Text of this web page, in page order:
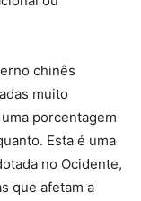
chinês
muito
porcentagem
Esta é uma
no Ocidente,
que afetam a